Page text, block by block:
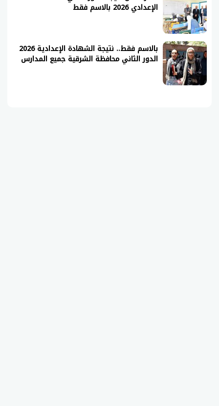
الإعدادي 2026 بالاسم فقط
بالاسم فقط.. نتيجة الشهادة الإعدادية 2026
الدور الثاني محافظة الشرقية جميع المدارس